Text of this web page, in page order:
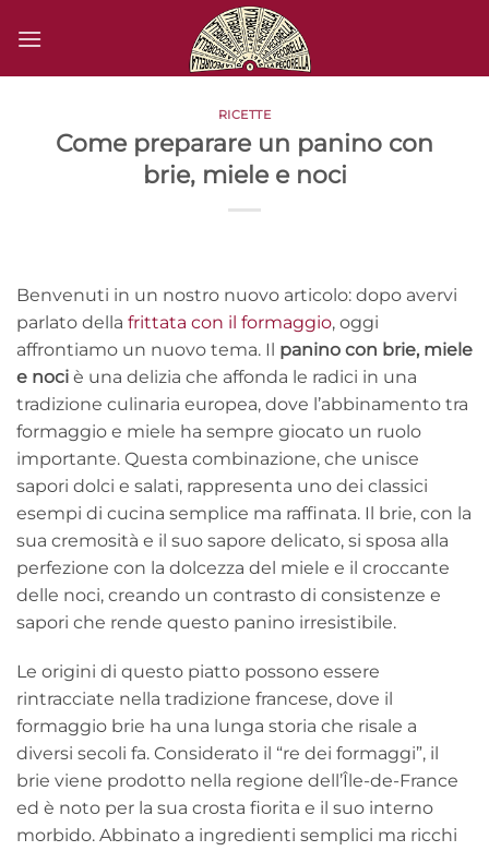
RICETTE
Come preparare un panino con
brie, miele e noci
Benvenuti in un nostro nuovo articolo: dopo avervi
parlato della frittata con il formaggio, oggi
affrontiamo un nuovo tema. Il panino con brie, miele
e noci è una delizia che affonda le radici in una
tradizione culinaria europea, dove l’abbinamento tra
formaggio e miele ha sempre giocato un ruolo
importante. Questa combinazione, che unisce
sapori dolci e salati, rappresenta uno dei classici
esempi di cucina semplice ma raffinata. Il brie, con la
sua cremosità e il suo sapore delicato, si sposa alla
perfezione con la dolcezza del miele e il croccante
delle noci, creando un contrasto di consistenze e
sapori che rende questo panino irresistibile.
Le origini di questo piatto possono essere
rintracciate nella tradizione francese, dove il
formaggio brie ha una lunga storia che risale a
diversi secoli fa. Considerato il “re dei formaggi”, il
brie viene prodotto nella regione dell’Île-de-France
ed è noto per la sua crosta fiorita e il suo interno
morbido. Abbinato a ingredienti semplici ma ricchi